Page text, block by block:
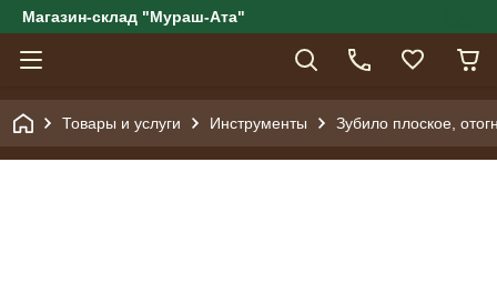
Магазин-склад "Мураш-Ата"
Товары и услуги Инструменты Зубило плоское,